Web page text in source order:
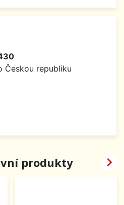
Českou republiku
produkty 